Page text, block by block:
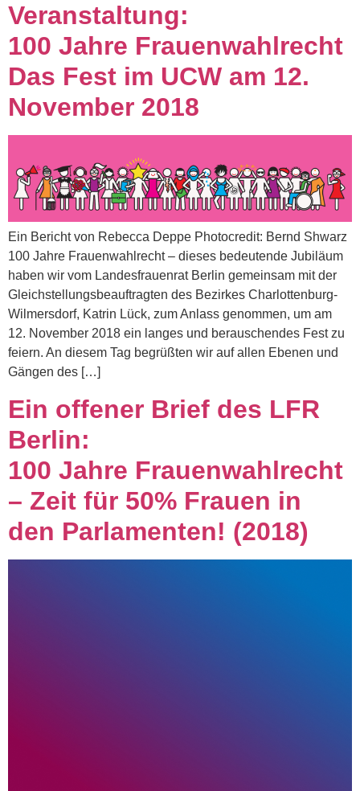
Veranstaltung:
100 Jahre Frauenwahlrecht
Das Fest im UCW am 12.
November 2018
Ein Bericht von Rebecca Deppe Photocredit: Bernd Shwarz
100 Jahre Frauenwahlrecht – dieses bedeutende Jubiläum
haben wir vom Landesfrauenrat Berlin gemeinsam mit der
Gleichstellungsbeauftragten des Bezirkes Charlottenburg-
Wilmersdorf, Katrin Lück, zum Anlass genommen, um am
12. November 2018 ein langes und berauschendes Fest zu
feiern. An diesem Tag begrüßten wir auf allen Ebenen und
Gängen des […]
Ein offener Brief des LFR
Berlin:
100 Jahre Frauenwahlrecht
– Zeit für 50% Frauen in
den Parlamenten! (2018)